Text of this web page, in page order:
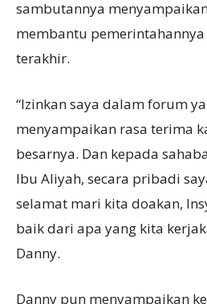
sambutannya
membantu
terakhir.
“Izinkan saya dalam forum
menyampaikan rasa terima
besarnya. Dan kepada
Ibu Aliyah, secara pribadi
selamat mari kita doakan,
baik dari apa yang kita
Danny.
Danny pun menyampaikan